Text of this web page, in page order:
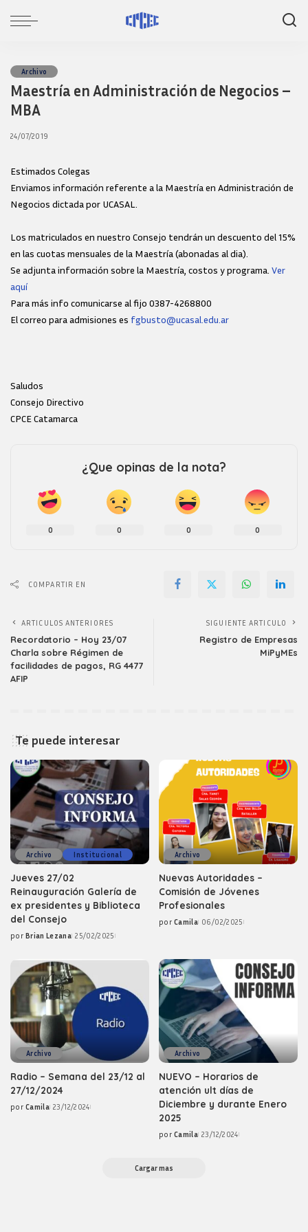
Archivo
Maestría en Administración de Negocios –
MBA
24/07/2019
Estimados Colegas
Enviamos información referente a la Maestría en Administración de
Negocios dictada por UCASAL.
Los matriculados en nuestro Consejo tendrán un descuento del 15%
en las cuotas mensuales de la Maestría (abonadas al dia).
Se adjunta información sobre la Maestría, costos y programa. Ver
aquí
Para más info comunicarse al fijo 0387-4268800
El correo para admisiones es fgbusto@ucasal.edu.ar
Saludos
Consejo Directivo
CPCE Catamarca
¿Que opinas de la nota?
0 0 0 0
COMPARTIR EN
ARTICULOS ANTERIORES
Recordatorio – Hoy 23/07
Charla sobre Régimen de
facilidades de pagos, RG 4477
AFIP
SIGUIENTE ARTICULO
Registro de Empresas
MiPyMEs
Te puede interesar
Archivo Institucional
Jueves 27/02
Reinauguración Galería de
ex presidentes y Biblioteca
del Consejo
Posted
por Brian Lezana 25/02/2025
Archivo
Nuevas Autoridades –
Comisión de Jóvenes
Profesionales
Posted
por Camila 06/02/2025
Archivo
Radio – Semana del 23/12 al
27/12/2024
Posted
por Camila 23/12/2024
Archivo
NUEVO – Horarios de
atención ult días de
Diciembre y durante Enero
2025
Posted
por Camila 23/12/2024
Cargar mas